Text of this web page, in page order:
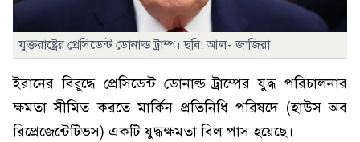
যুক্তরাষ্ট্রের প্রেসিডেন্ট ডোনাল্ড ট্রাম্প। ছবি: আল- জাজিরা
ইরানের বিরুদ্ধে প্রেসিডেন্ট ডোনাল্ড ট্রাম্পের যুদ্ধ পরিচালনার
ক্ষমতা সীমিত করতে মার্কিন প্রতিনিধি পরিষদে (হাউস অব
রিপ্রেজেন্টেটিভস) একটি যুদ্ধক্ষমতা বিল পাস হয়েছে।